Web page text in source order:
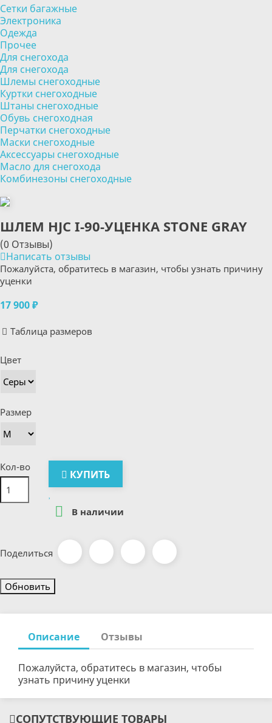
Сетки багажные
Электроника
Одежда
Прочее
Для снегохода
Для снегохода
Шлемы снегоходные
Куртки снегоходные
Штаны снегоходные
Обувь снегоходная
Перчатки снегоходные
Маски снегоходные
Аксессуары снегоходные
Масло для снегохода
Комбинезоны снегоходные
ШЛЕМ HJC I-90-УЦЕНКА STONE GRAY
(0 Отзывы)
Написать отзывы
Пожалуйста, обратитесь в магазин, чтобы узнать причину
уценки
17 900 ₽
Таблица размеров
Цвет
Размер
Кол-во
КУПИТЬ
 В наличии
Поделиться
Описание Отзывы
Пожалуйста, обратитесь в магазин, чтобы
узнать причину уценки
СОПУТСТВУЮЩИЕ ТОВАРЫ